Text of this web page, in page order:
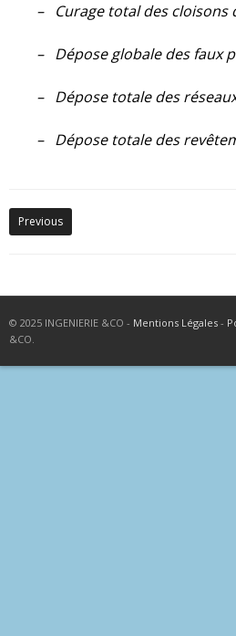
– Curage total des
– Dépose globale des faux
– Dépose totale des
– Dépose totale des
Previous
© 2025 INGENIERIE &CO - Mentions Légales -
&CO.